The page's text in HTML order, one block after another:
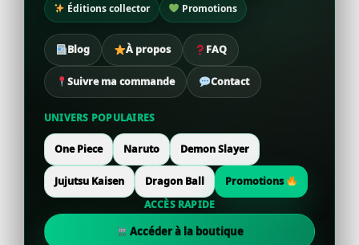
Éditions collector
Promotions
Blog À propos FAQ
Suivre ma commande Contact
UNIVERS POPULAIRES
One Piece Naruto Demon Slayer
Jujutsu Kaisen Dragon Ball
Promotions
ACCÈS RAPIDE
Accéder à la boutique